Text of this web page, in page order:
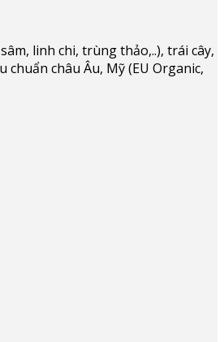
linh chi, trùng thảo,..), trái cây,
châu Âu, Mỹ (EU Organic,